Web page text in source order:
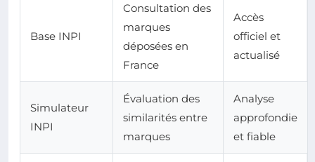
Base INPI
Consultation des
marques
déposées en
France
Accès
officiel et
actualisé
Simulateur
INPI
Évaluation des
similarités entre
marques
Analyse
approfondie
et fiable